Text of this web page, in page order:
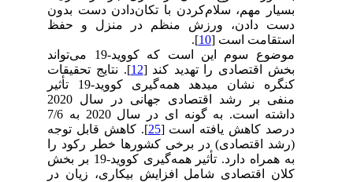
بسیار مهم، سلام‌کردن با تکان‌دادن دست بدون
دست دادن، ورزش منظم در منزل و حفظ
استقامت است [10
].
موضوع سوم این است که کووید-19 می‌تواند
بخش اقتصادی را تهدید کند [ 12]. نتایج تحقیقات
کنگره نشان میدهد همه‌گیری کووید-19 تأثیر
منفی بر رشد اقتصادی جهانی در سال 2020
داشته است. به گونه ای در سال 2020 به 7/6
درصد کاهش یافته است [25]. کاهش قابل توجه
(رشد اقتصادی) در برخی کشورها خطر رکود را
به همراه دارد. تأثیر همه‌گیری کووید-19 بر بخش
کلان اقتصادی شامل افزایش بیکاری، زیان در